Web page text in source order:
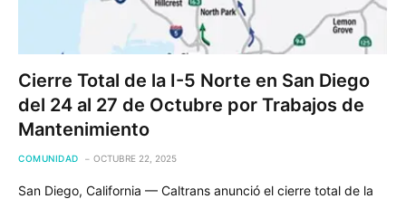
Cierre Total de la I-5 Norte en San Diego
del 24 al 27 de Octubre por Trabajos de
Mantenimiento
COMUNIDAD OCTUBRE 22, 2025
San Diego, California — Caltrans anunció el cierre total de la